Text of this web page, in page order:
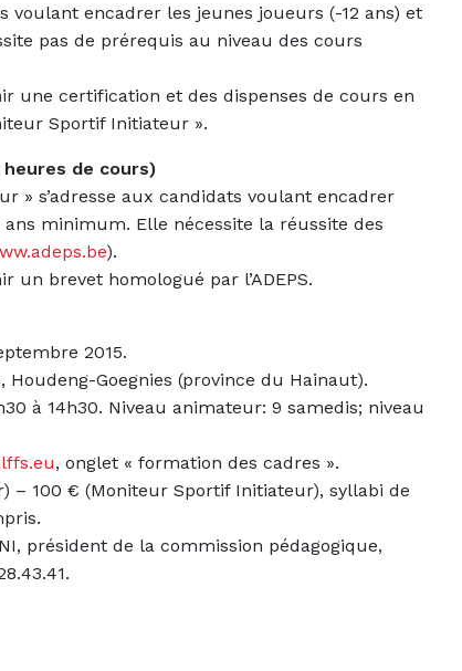
voulant encadrer les jeunes joueurs (-12 ans) et
pas de prérequis au niveau des cours
une certification et des dispenses de cours en
Sportif Initiateur ».
heures de cours)
» s’adresse aux candidats voulant encadrer
minimum. Elle nécessite la réussite des
).
un brevet homologué par l’ADEPS.
2015.
Goegnies (province du Hainaut).
à 14h30. Niveau animateur: 9 samedis; niveau
, onglet « formation des cadres ».
– 100 € (Moniteur Sportif Initiateur), syllabi de
président de la commission pédagogique,